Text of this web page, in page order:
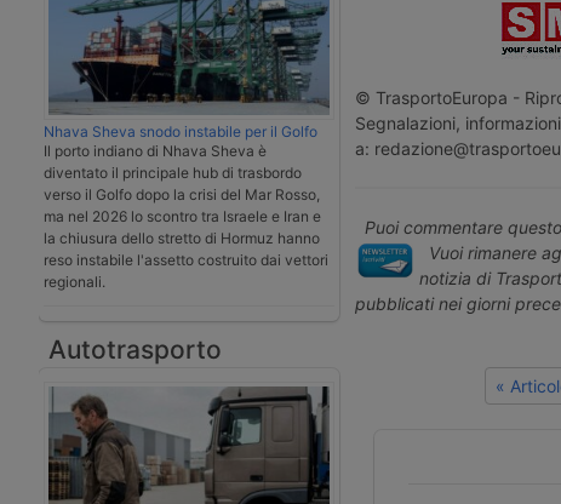
Nhava Sheva snodo instabile per il Golfo
Il porto indiano di Nhava Sheva è
diventato il principale hub di trasbordo
verso il Golfo dopo la crisi del Mar Rosso,
ma nel 2026 lo scontro tra Israele e Iran e
la chiusura dello stretto di Hormuz hanno
reso instabile l'assetto costruito dai vettori
regionali.
Autotrasporto
© TrasportoEuropa -
Segnalazioni,
a:
Puoi commentare
Vuoi rimanere
notizia di
pubblicati nei giorni
«